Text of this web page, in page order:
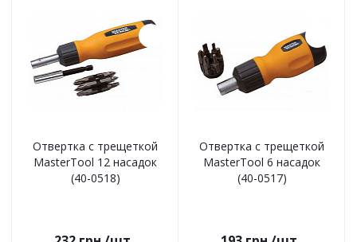
Отвертка с трещеткой
MasterTool 12 насадок
(40-0518)
Отвертка с трещеткой
MasterTool 6 насадок
(40-0517)